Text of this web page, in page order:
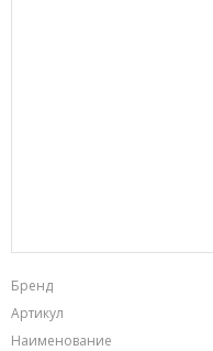
Бренд
Артикул
Наименование